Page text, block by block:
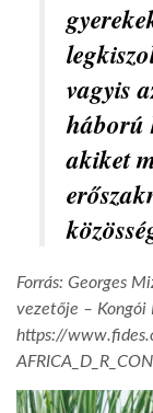
vagyis
háború
akiket
Forrás: Georges
vezetője – Kongói
https://